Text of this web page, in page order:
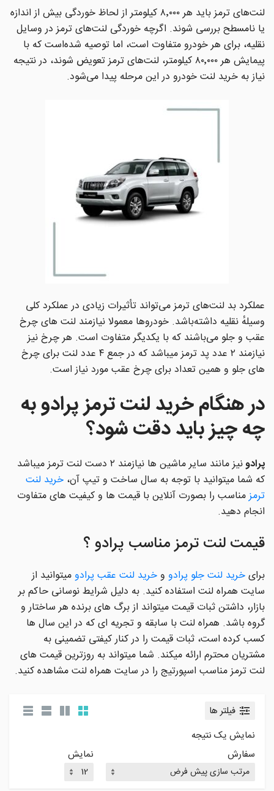
لنت‌های ترمز باید هر ۸٬۰۰۰ کیلومتر از لحاظ خوردگی بیش از اندازه
یا نامسطح بررسی شوند. اگرچه خوردگی لنت‌های ترمز در وسایل
نقلیه، برای هر خودرو متفاوت است، اما توصیه شده‌است که با
پیمایش هر ۸۰٬۰۰۰ کیلومتر، لنت‌های ترمز تعویض شوند، در نتیجه
نیاز به خرید لنت خودرو در این مرحله پیدا می‌شود.
عملکرد بد لنت‌های ترمز می‌تواند تأثیرات زیادی در عملکرد کلی
وسیلهٔ نقلیه داشته‌باشد. خودروها معمولا نیازمند لنت های چرخ
عقب و جلو می‌باشند که با یکدیگر متفاوت است. هر چرخ نیز
نیازمند ۲ عدد پد ترمز میباشد که در جمع ۴ عدد لنت برای چرخ
های جلو و همین تعداد برای چرخ عقب مورد نیاز است.
در هنگام خرید لنت ترمزپرادوبه
چه چیز باید دقت شود؟
پرادو
نیز مانند سایر ماشین ها نیازمند ۲ دست لنت ترمز میباشد
که شما میتوانید با توجه به سال ساخت و تیپ آن، خرید لنت
ترمزمناسب را بصورت آنلاین با قیمت ها و کیفیت های متفاوت
انجام دهید.
قیمت لنت ترمز مناسب پرادو ؟
برایخرید لنت جلو پرادو وخرید لنت عقب پرادومیتوانید از
سایت همراه لنت استفاده کنید. به دلیل شرایط نوسانی حاکم بر
بازار، داشتن ثبات قیمت میتواند از برگ های برنده هر ساختار و
گروه باشد. همراه لنت با سابقه و تجریه ای که در این سال ها
کسب کرده است، ثبات قیمت را در کنار کیفتی تضمینی به
مشتریان محترم ارائه میکند. شما میتواند به روزترین قیمت های
لنت ترمز مناسب اسپورتیج را در سایت همراه لنت مشاهده کنید.
فیلتر ها
نمایش یک نتیجه
سفارش
نمایش